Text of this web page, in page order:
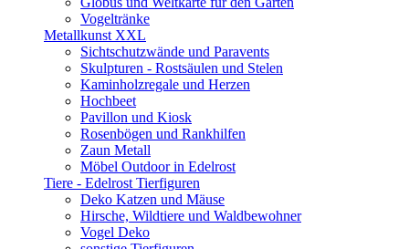
Vogeltränke
Metallkunst XXL
Sichtschutzwände und Paravents
Skulpturen - Rostsäulen und Stelen
Kaminholzregale und Herzen
Hochbeet
Pavillon und Kiosk
Rosenbögen und Rankhilfen
Zaun Metall
Möbel Outdoor in Edelrost
Tiere - Edelrost Tierfiguren
Deko Katzen und Mäuse
Hirsche, Wildtiere und Waldbewohner
Vogel Deko